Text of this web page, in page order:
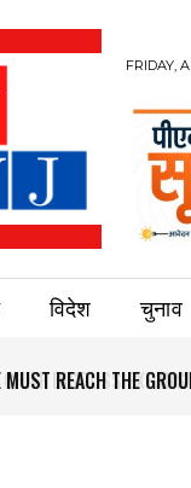
FRIDAY,
विदेश चुनाव
MUST REACH THE